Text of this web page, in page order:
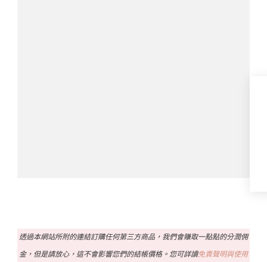
透過本網站所附的連結訂購任何第三方商品，我們會賺取一點點的分潤佣
金，但是請放心，這不會影響您們的結帳價格。您可詳讀免責聲明與使用